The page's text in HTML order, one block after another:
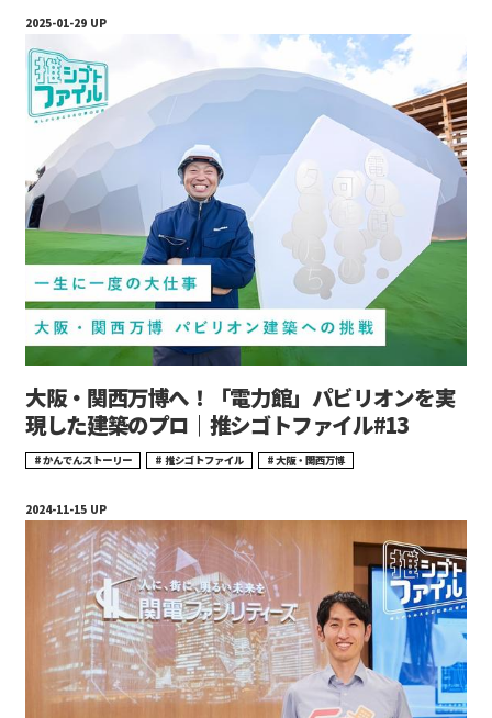
大阪・関西万博へ！「電力館」パビリオンを実
現した建築のプロ｜推シゴトファイル#13
かんでんストーリー 推シゴトファイル 大阪・関西万博